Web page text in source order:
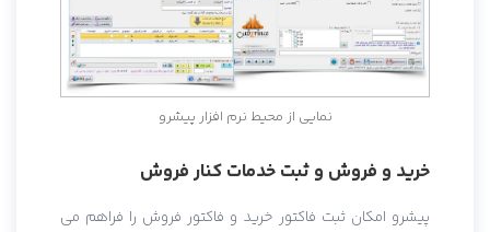
نمایی از محیط نرم افزار پیشرو
خرید و فروش و ثبت خدمات کنار فروش
پیشرو امکان ثبت فاکتور خرید و فاکتور فروش را فراهم می